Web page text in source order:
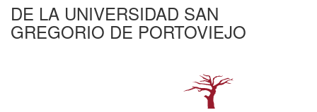
DE LA UNIVERSIDAD SAN
GREGORIO DE PORTOVIEJO